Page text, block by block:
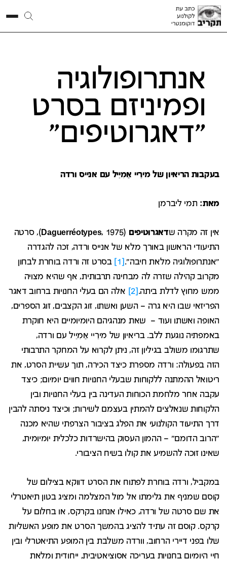
אנתרופולוגיה
ופמיניזם בסרט
"דאגרוטיפים"
בעקבות הריאיון של מירֵיי אַמִיֵיל עם אנייס ורדה
מאת: תמי ליברמן
אין זה מקרה שדאגרוטיפים (
Daguerréotypes , 1975), סרטה
התיעודי הראשון באורך מלא של אנייס ורדה, זכה להגדרה
"אנתרופולוגיה מלאת חיבה".
בסרט זה ורדה בוחרת לבחון
מקרוב קהילה שזרה לה מבחינה תרבותית, אף שהיא מצויה
ממש מחוץ לדלת ביתה. [2]
אלה הם בעלי החנויות ברחוב דאגר
הפריזאי שבו היא גרה – השען ואשתו, זוג הקצבים, זוג הספרים,
האופה ואשתו ועוד – שאת מנהגיהם היומיומיים היא חוקרת
באמפתיה נוגעת ללב. בריאיון של מירֵיי אַמִיֵיל עם ורדה,
שתרגומו משולב בגיליון זה, ניתן לקרוא על המחקר התרבותי
הזה בפעולה: ורדה מספרת כיצד הכירה, תוך עשיית הסרט, את
ריטואל ההמתנה ללקוחות שבעלי החנויות חווים יומיום; כיצד
עקבה אחר מלחמת הכוחות העדינה בין בעלי החנויות ובין
הלקוחות שנאלצים להמתין בעצמם לשירות; וכיצד ניסתה להבין
דרך התיעוד הקולנועי את הפלג בציבור הצרפתי שהיא מכנה
"הרוב הדומם" – ההמון העסוק בהישרדות כלכלית יומיומית,
שאינו זוכה להשמיע את קולו בשיח הציבורי.
במקביל, ורדה בוחרת לפתוח את הסרט דווקא בצילום של
קוסם שמניף את גלימתו אל מול המצלמה ומציג בטון תיאטרלי
את שם סרטה של ורדה, כאילו אנחנו בקרקס, או בחלום על
קרקס. קוסם זה עתיד להציג בהמשך הסרט את מופע האשליות
שלו בפני דיירי הרחוב, וורדה משלבת בין המופע התיאטרלי ובין
חיי היומיום בחנויות בעריכה אסוציאטיבית, ייחודית ומלאת